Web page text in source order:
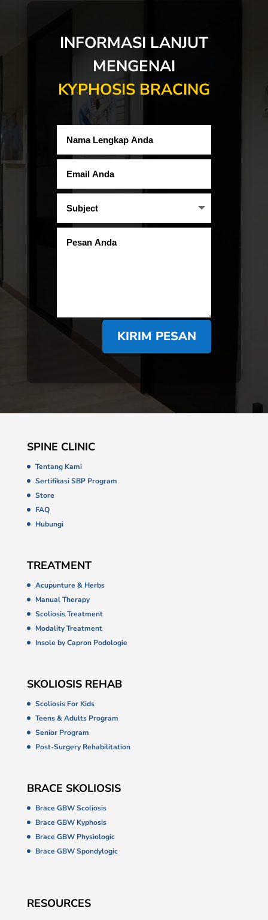
INFORMASI LANJUT
MENGENAI
KYPHOSIS BRACING
KIRIM PESAN
SPINE CLINIC
Tentang Kami
Sertifikasi SBP Program
Store
FAQ
Hubungi
TREATMENT
Acupunture & Herbs
Manual Therapy
Scoliosis Treatment
Modality Treatment
Insole by Capron Podologie
SKOLIOSIS REHAB
Scoliosis For Kids
Teens & Adults Program
Senior Program
Post-Surgery Rehabilitation
BRACE SKOLIOSIS
Brace GBW Scoliosis
Brace GBW Kyphosis
Brace GBW Physiologic
Brace GBW Spondylogic
RESOURCES